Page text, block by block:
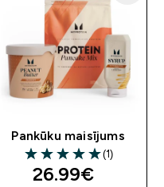
Pankūku maisījums
5 out of 5 stars
(1)
discounted
26.99€‎